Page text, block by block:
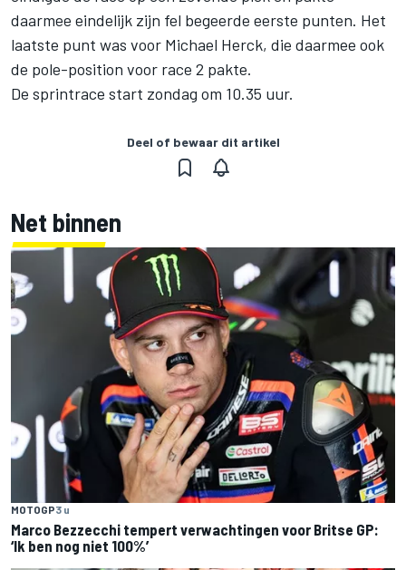
daarmee eindelijk zijn fel begeerde eerste punten. Het
laatste punt was voor Michael Herck, die daarmee ook
de pole-position voor race 2 pakte.
De sprintrace start zondag om 10.35 uur.
Deel of bewaar dit artikel
Net binnen
MOTOGP3 u
Marco Bezzecchi tempert verwachtingen voor Britse GP:
‘Ik ben nog niet 100%’